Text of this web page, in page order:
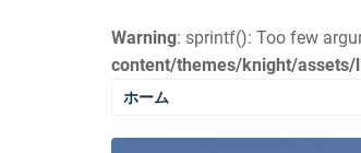
Warning: sprintf(): Too few
content/themes/knight/
ホーム